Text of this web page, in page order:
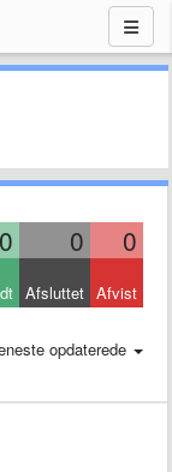
0 0 0
Afsluttet Afvist
opdaterede